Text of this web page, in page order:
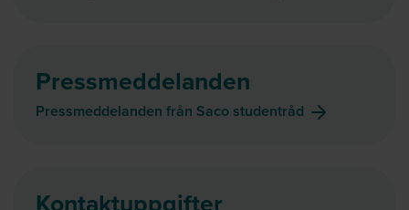
Pressmeddelanden
Pressmeddelanden från Saco studentråd